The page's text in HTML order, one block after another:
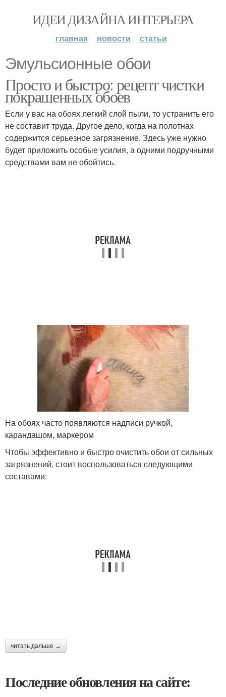
ИДЕИ ДИЗАЙНА ИНТЕРЬЕРА
главная новости статьи
Эмульсионные обои
Просто и быстро: рецепт чистки
покрашенных обоев
Если у вас на обоях легкий слой пыли, то устранить его
не составит труда. Другое дело, когда на полотнах
содержится серьезное загрязнение. Здесь уже нужно
будет приложить особые усилия, а одними подручными
средствами вам не обойтись.
На обоях часто появляются надписи ручкой,
карандашом, маркером
Чтобы эффективно и быстро очистить обои от сильных
загрязнений, стоит воспользоваться следующими
составами:
читать дальше →
Последние обновления на сайте: